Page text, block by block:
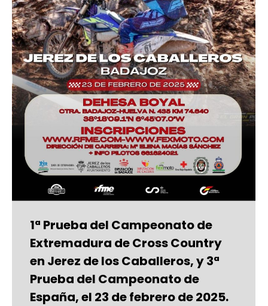
1ª Prueba del Campeonato de
Extremadura de Cross Country
en Jerez de los Caballeros, y 3ª
Prueba del Campeonato de
España, el 23 de febrero de 2025.